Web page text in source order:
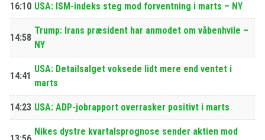
16:10 USA: ISM-indeks steg mod forventning i marts – NY
14:58
Trump: Irans præsident har anmodet om våbenhvile –
NY
14:41
USA: Detailsalget voksede lidt mere end ventet i
marts
14:23 USA: ADP-jobrapport overrasker positivt i marts
Nikes dystre kvartalsprognose sender aktien mod